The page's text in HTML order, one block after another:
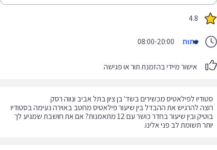
4.8
פתוח 08:00-20:00
אישור מיידי בהזמנת תור או פגישה
להרגיש את ההבדל בין שיעור פילאטיס מחטב באוירה נעימה בסטודיו
בוטיק ובין שיעור בחדר כושר עם 12 מתאמנות? אם את חושבת שמגיע לך
תשומת לב פני אלינו.